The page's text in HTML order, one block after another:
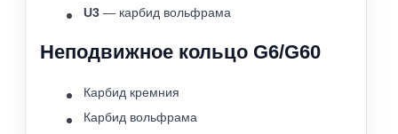
U3 — карбид вольфрама
Неподвижное кольцо G6/G60
Карбид кремния
Карбид вольфрама